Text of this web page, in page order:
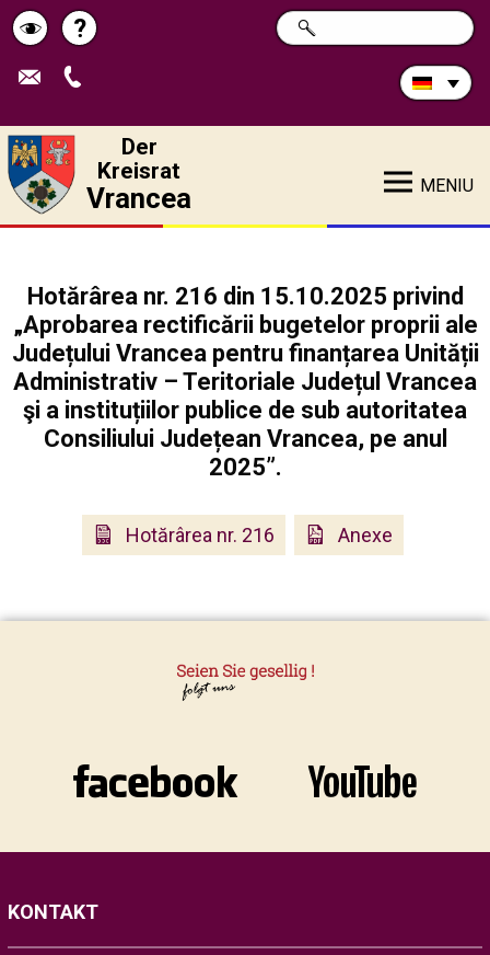
Schimbă
contrastul
Pagina
de
?
Durchsuchen
Sie
SUCHE
Der
Kreisrat
Vrancea MENIU
Hotărârea nr. 216 din 15.10.2025 privind
„Aprobarea rectificării bugetelor proprii ale
Județului Vrancea pentru finanțarea Unității
Administrativ – Teritoriale Județul Vrancea
şi a instituțiilor publice de sub autoritatea
Consiliului Județean Vrancea, pe anul
2025”.
Hotărârea nr. 216 Anexe
KONTAKT